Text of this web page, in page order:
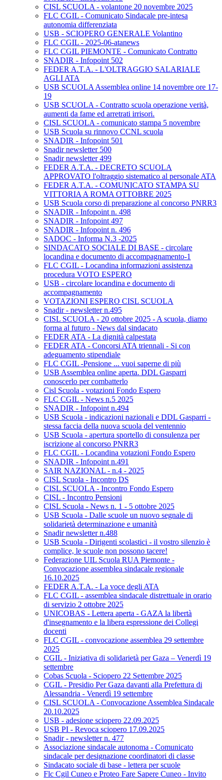
CISL SCUOLA - volantone 20 novembre 2025
FLC CGIL - Comunicato Sindacale pre-intesa
autonomia differenziata
USB - SCIOPERO GENERALE Volantino
FLC CGIL - 2025-06-atanews
FLC CGIL PIEMONTE - Comunicato Contratto
SNADIR - Infopoint 502
FEDER A.T.A. - L'OLTRAGGIO SALARIALE
AGLI ATA
USB SCUOLA Assemblea online 14 novembre ore 17-
19
USB SCUOLA - Contratto scuola operazione verità,
aumenti da fame ed arretrati irrisori.
CISL SCUOLA - comunicato stampa 5 novembre
USB Scuola su rinnovo CCNL scuola
SNADIR - Infopoint 501
Snadir newsletter 500
Snadir newsletter 499
FEDER A.T.A. - DECRETO SCUOLA
APPROVATO l'oltraggio sistematico al personale ATA
FEDER A.T.A. - COMUNICATO STAMPA SU
VITTORIA A ROMA OTTOBRE 2025
USB Scuola corso di preparazione al concorso PNRR3
SNADIR - Infopoint n. 498
SNADIR - Infopoint 497
SNADIR - Infopoint n. 496
SADOC - Informa N.3 -2025
SINDACATO SOCIALE DI BASE - circolare
locandina e documento di accompagnamento-1
FLC CGIL - Locandina informazioni assistenza
procedura VOTO ESPERO
USB - circolare locandina e documento di
accompagnamento
VOTAZIONI ESPERO CISL SCUOLA
Snadir - newsletter n.495
CISL SCUOLA - 20 ottobre 2025 - A scuola, diamo
forma al futuro - News dal sindacato
FEDER ATA - La dignità calpestata
FEDER ATA - Concorsi ATA triennali - Si con
adeguamento stipendiale
FLC CGIL -Pensione ... vuoi saperne di più
USB Assemblea online aperta. DDL Gasparri
conoscerlo per combatterlo
Cisl Scuola - votazioni Fondo Espero
FLC CGIL - News n.5 2025
SNADIR - Infopoint n.494
USB Scuola - indicazioni nazionali e DDL Gasparri -
stessa faccia della nuova scuola del ventennio
USB Scuola - apertura sportello di consulenza per
iscrizione al concorso PNRR3
FLC CGIL - Locandina votazioni Fondo Espero
SNADIR - Infopoint n.491
SAIR NAZIONAL - n.4 - 2025
CISL Scuola - Incontro DS
CISL SCUOLA - Incontro Fondo Espero
CISL - Incontro Pensioni
CISL Scuola - News n. 1 - 5 ottobre 2025
USB Scuola - Dalle scuole un nuovo segnale di
solidarietà determinazione e umanità
Snadir newsletter n.488
USB Scuola - Dirigenti scolastici - il vostro silenzio è
complice, le scuole non possono tacere!
Federazione UIL Scuola RUA Piemonte -
Convocazione assemblea sindacale regionale
16.10.2025
FEDER A.T.A. - La voce degli ATA
FLC CGIL - assemblea sindacale distrettuale in orario
di servizio 2 ottobre 2025
UNICOBAS - Lettera aperta - GAZA la libertà
d'insegnamento e la libera espressione dei Collegi
docenti
FLC CGIL - convocazione assemblea 29 settembre
2025
CGIL - Iniziativa di solidarietà per Gaza – Venerdì 19
settembre
Cobas Scuola - Sciopero 22 Settembre 2025
CGIL - Presidio Per Gaza davanti alla Prefettura di
Alessandria - Venerdì 19 settembre
CISL SCUOLA - Convocazione Assemblea Sindacale
20.10.2025
USB - adesione sciopero 22.09.2025
USB PI - Revoca sciopero 17.09.2025
Snadir - newsletter n. 477
Associazione sindacale autonoma - Comunicato
sindacale per designazione coordinatori di classe
Sindacato sociale di base - lettera per scuole
Flc Cgil Cuneo e Proteo Fare Sapere Cuneo - Invito